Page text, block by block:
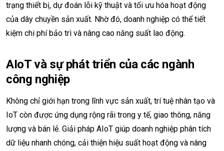
trạng thiết bị, dự đoán lỗi kỹ thuật và tối ưu hóa hoạt động
của dây chuyền sản xuất. Nhờ đó, doanh nghiệp có thể tiết
kiệm chi phí bảo trì và nâng cao năng suất lao động.
AIoT và sự phát triển của các ngành
công nghiệp
Không chỉ giới hạn trong lĩnh vực sản xuất, trí tuệ nhân tạo và
IoT còn được ứng dụng rộng rãi trong y tế, giao thông, năng
lượng và bán lẻ. Giải pháp AIoT giúp doanh nghiệp phân tích
dữ liệu nhanh chóng, cải thiện hiệu suất hoạt động và nâng